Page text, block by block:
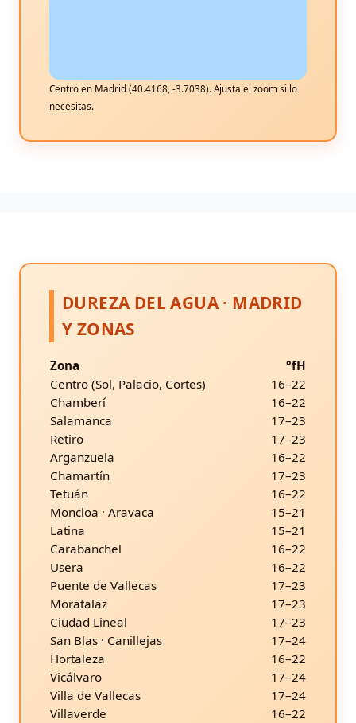
Centro en Madrid (40.4168, -3.7038). Ajusta el zoom si lo
necesitas.
DUREZA DEL AGUA · MADRID
Y ZONAS
Zona
°fH
Centro (Sol, Palacio, Cortes)
16–22
Chamberí
16–22
Salamanca
17–23
Retiro
17–23
Arganzuela
16–22
Chamartín
17–23
Tetuán
16–22
Moncloa · Aravaca
15–21
Latina
15–21
Carabanchel
16–22
Usera
16–22
Puente de Vallecas
17–23
Moratalaz
17–23
Ciudad Lineal
17–23
San Blas · Canillejas
17–24
Hortaleza
16–22
Vicálvaro
17–24
Villa de Vallecas
17–24
Villaverde
16–22